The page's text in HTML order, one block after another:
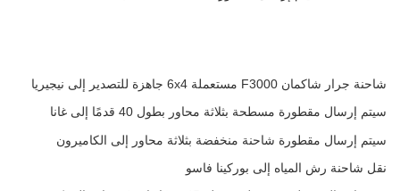
شاحنة جرار شاكمان F3000 مستعملة 6x4 جاهزة للتصدير إلى نيجيريا
سيتم إرسال مقطورة مسطحة بثلاثة محاور بطول 40 قدمًا إلى غانا
سيتم إرسال مقطورة شاحنة منخفضة بثلاثة محاور إلى الكاميرون
نقل شاحنة رش المياه إلى بوركينا فاسو